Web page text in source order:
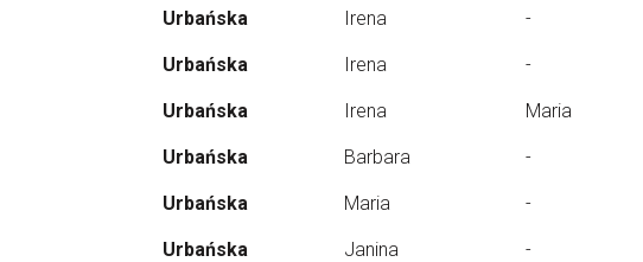
Urbańska Irena -
Urbańska Irena -
Urbańska Irena Maria
Urbańska Barbara -
Urbańska Maria -
Urbańska Janina -